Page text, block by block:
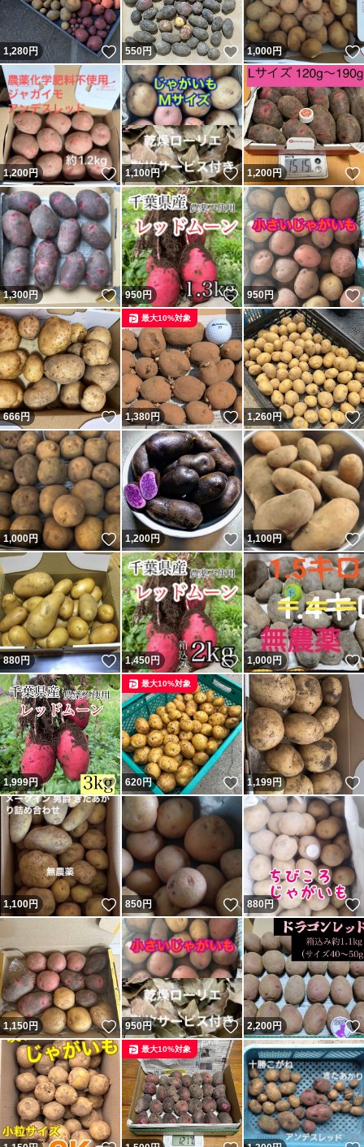
1,280円 いいね！
550円 いいね！
1,000円
1,200円 いいね！
1,100円 いいね！
1,200円
1,300円 いいね！
950円 いいね！
950円
666円 いいね！
1,380円 いいね！
最大10%対象
1,260円
1,000円 いいね！
1,200円 いいね！
1,100円
880円 いいね！
1,450円 いいね！
1,000円
1,999円 いいね！
620円 いいね！
最大10%対象
1,199円
1,100円 いいね！
850円 いいね！
880円
1,150円 いいね！
950円 いいね！
2,200円
最大10%対象